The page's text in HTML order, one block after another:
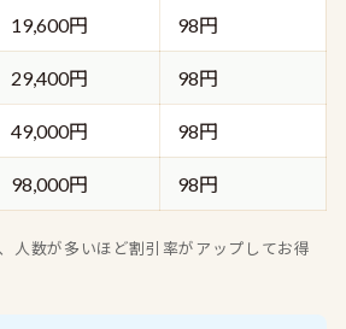
19,600円 98円
29,400円 98円
49,000円 98円
98,000円 98円
人数が多いほど割引率がアップしてお得